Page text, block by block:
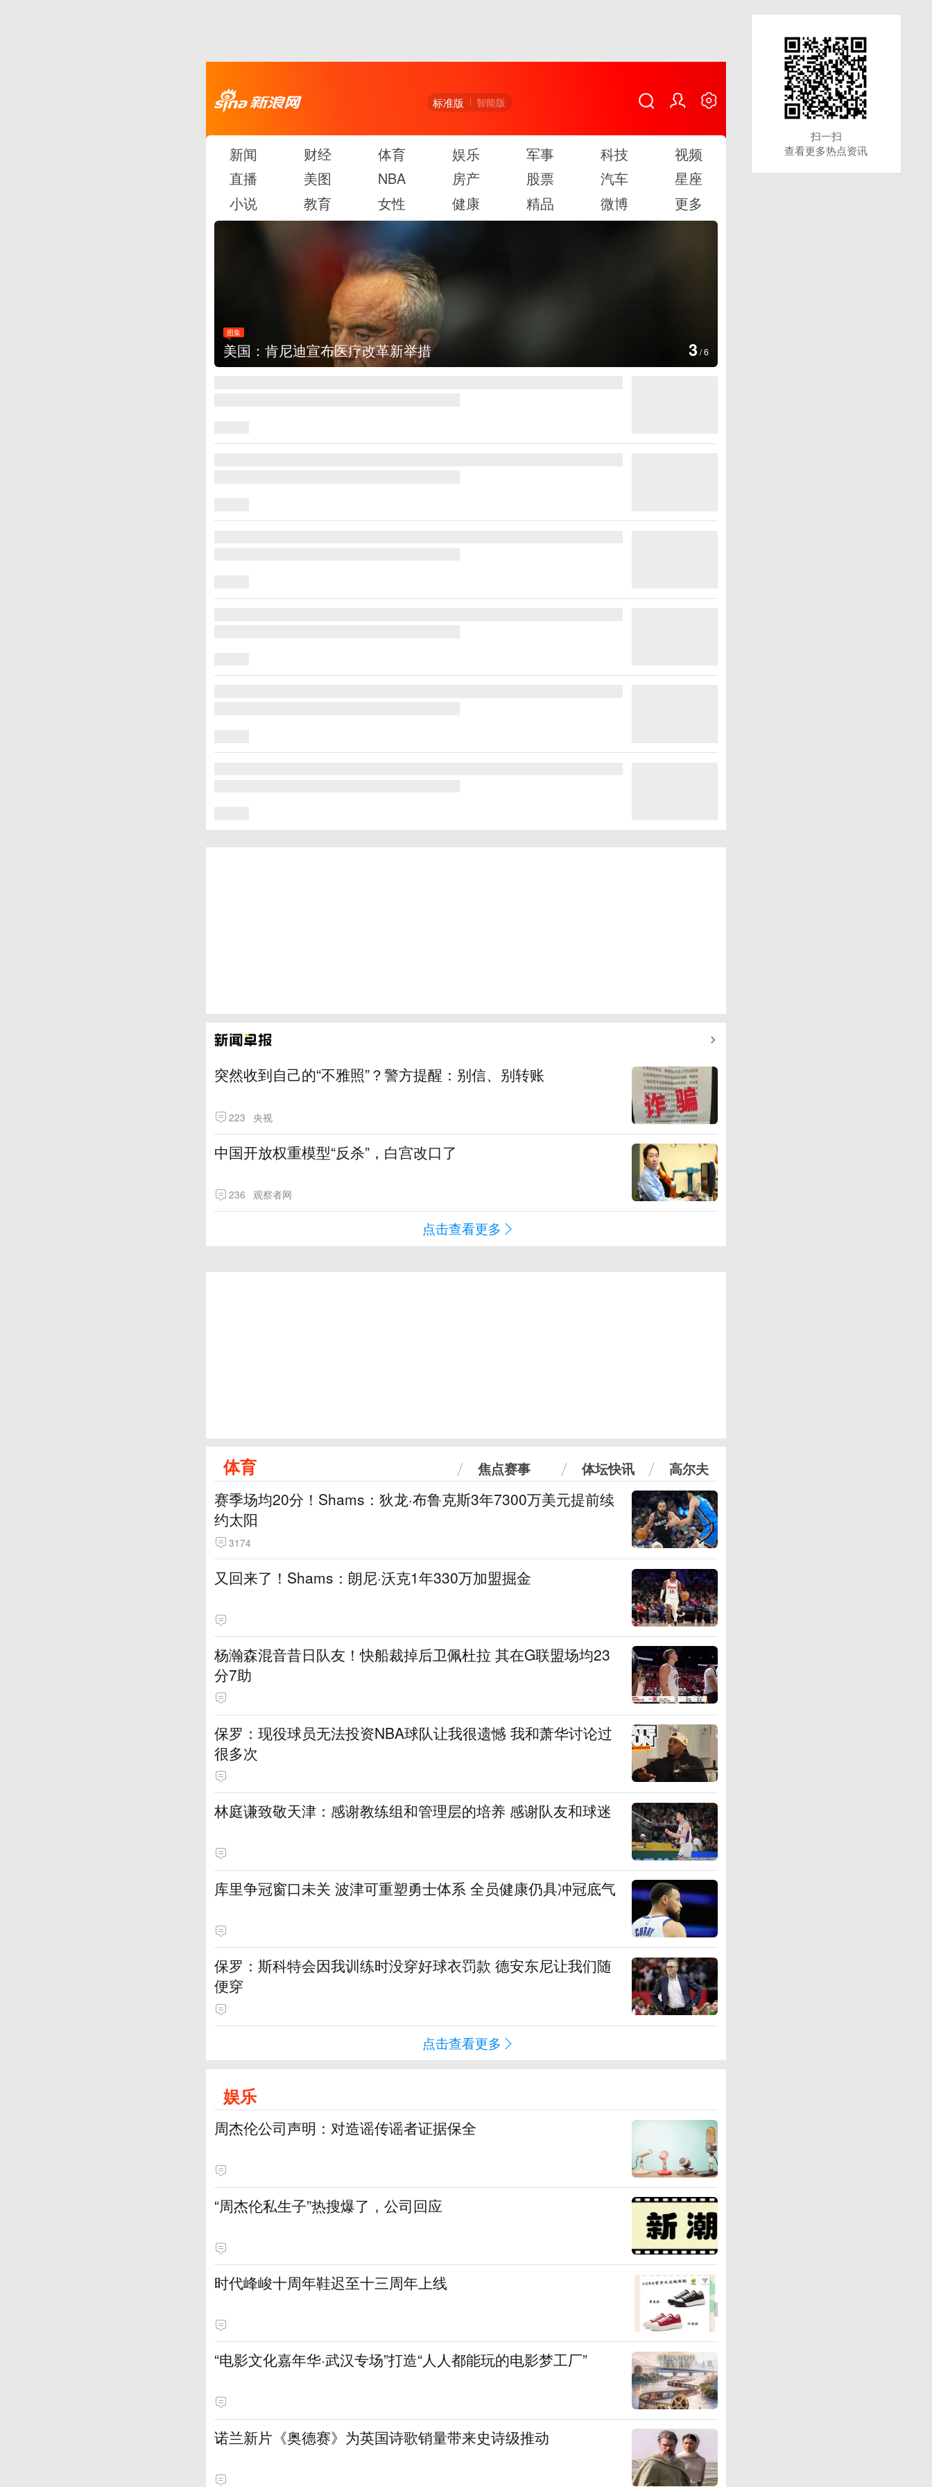
标准版 智能版
新闻 财经 体育 娱乐 军事 科技
视频
直播
美图 NBA 房产 股票 汽车
星座
小说
教育 女性 健康 精品 微博 更多
图集
云南普洱：乡村风光如画 4 /6
突然收到自己的“不雅照”？警方提醒：别信、别转账
223 央视
中国开放权重模型“反杀”，白宫改口了
236 观察者网
点击查看更多
体育 焦点赛事 体坛快讯 高尔夫
赛季场均20分！Shams：狄龙·布鲁克斯3年7300万美元提前续
约太阳
3174
又回来了！Shams：朗尼·沃克1年330万加盟掘金
杨瀚森混音昔日队友！快船裁掉后卫佩杜拉 其在G联盟场均23
分7助
保罗：现役球员无法投资NBA球队让我很遗憾 我和萧华讨论过
很多次
林庭谦致敬天津：感谢教练组和管理层的培养 感谢队友和球迷
库里争冠窗口未关 波津可重塑勇士体系 全员健康仍具冲冠底气
保罗：斯科特会因我训练时没穿好球衣罚款 德安东尼让我们随
便穿
点击查看更多
娱乐
周杰伦公司声明：对造谣传谣者证据保全
“周杰伦私生子”热搜爆了，公司回应
时代峰峻十周年鞋迟至十三周年上线
“电影文化嘉年华·武汉专场”打造“人人都能玩的电影梦工厂”
诺兰新片《奥德赛》为英国诗歌销量带来史诗级推动
扫一扫
查看更多热点资讯
扫一扫
查看更多热点资讯